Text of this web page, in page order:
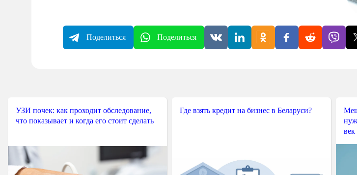
Поделиться Поделиться
УЗИ почек: как проходит обследование,
что показывает и когда его стоит сделать
Где взять кредит на бизнес в Беларуси?
век